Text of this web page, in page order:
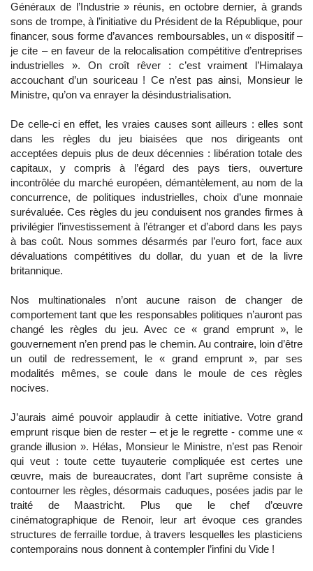
Généraux de l’Industrie » réunis, en octobre dernier, à grands
sons de trompe, à l’initiative du Président de la République, pour
financer, sous forme d’avances remboursables, un « dispositif –
je cite – en faveur de la relocalisation compétitive d’entreprises
industrielles ». On croît rêver : c’est vraiment l’Himalaya
accouchant d’un souriceau ! Ce n’est pas ainsi, Monsieur le
Ministre, qu’on va enrayer la désindustrialisation.
De celle-ci en effet, les vraies causes sont ailleurs : elles sont
dans les règles du jeu biaisées que nos dirigeants ont
acceptées depuis plus de deux décennies : libération totale des
capitaux, y compris à l’égard des pays tiers, ouverture
incontrôlée du marché européen, démantèlement, au nom de la
concurrence, de politiques industrielles, choix d’une monnaie
surévaluée. Ces règles du jeu conduisent nos grandes firmes à
privilégier l’investissement à l’étranger et d’abord dans les pays
à bas coût. Nous sommes désarmés par l’euro fort, face aux
dévaluations compétitives du dollar, du yuan et de la livre
britannique.
Nos multinationales n’ont aucune raison de changer de
comportement tant que les responsables politiques n’auront pas
changé les règles du jeu. Avec ce « grand emprunt », le
gouvernement n’en prend pas le chemin. Au contraire, loin d’être
un outil de redressement, le « grand emprunt », par ses
modalités mêmes, se coule dans le moule de ces règles
nocives.
J’aurais aimé pouvoir applaudir à cette initiative. Votre grand
emprunt risque bien de rester – et je le regrette - comme une «
grande illusion ». Hélas, Monsieur le Ministre, n’est pas Renoir
qui veut : toute cette tuyauterie compliquée est certes une
œuvre, mais de bureaucrates, dont l’art suprême consiste à
contourner les règles, désormais caduques, posées jadis par le
traité de Maastricht. Plus que le chef d’œuvre
cinématographique de Renoir, leur art évoque ces grandes
structures de ferraille tordue, à travers lesquelles les plasticiens
contemporains nous donnent à contempler l’infini du Vide !